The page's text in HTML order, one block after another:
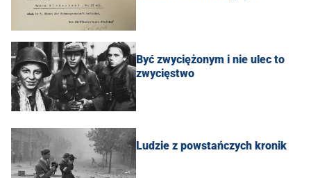
Być zwyciężonym i nie ulec to
zwycięstwo
Ludzie z powstańczych kronik